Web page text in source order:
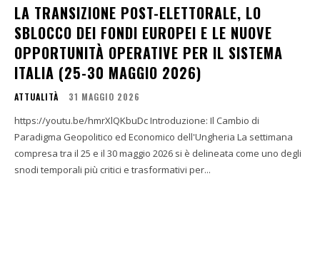
LA TRANSIZIONE POST-ELETTORALE, LO
SBLOCCO DEI FONDI EUROPEI E LE NUOVE
OPPORTUNITÀ OPERATIVE PER IL SISTEMA
ITALIA (25-30 MAGGIO 2026)
ATTUALITÀ 31 MAGGIO 2026
https://youtu.be/hmrXlQKbuDc Introduzione: Il Cambio di
Paradigma Geopolitico ed Economico dell'Ungheria La settimana
compresa tra il 25 e il 30 maggio 2026 si è delineata come uno degli
snodi temporali più critici e trasformativi per...